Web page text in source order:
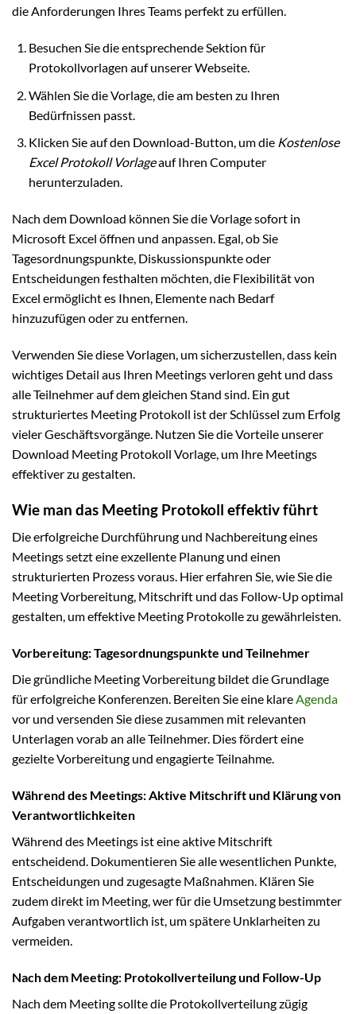
die Anforderungen Ihres Teams perfekt zu erfüllen.
Besuchen Sie die entsprechende Sektion für
Protokollvorlagen auf unserer Webseite.
Wählen Sie die Vorlage, die am besten zu Ihren
Bedürfnissen passt.
Klicken Sie auf den Download-Button, um die Kostenlose
Excel Protokoll Vorlageauf Ihren Computer
herunterzuladen.
Nach dem Download können Sie die Vorlage sofort in
Microsoft Excel öffnen und anpassen. Egal, ob Sie
Tagesordnungspunkte, Diskussionspunkte oder
Entscheidungen festhalten möchten, die Flexibilität von
Excel ermöglicht es Ihnen, Elemente nach Bedarf
hinzuzufügen oder zu entfernen.
Verwenden Sie diese Vorlagen, um sicherzustellen, dass kein
wichtiges Detail aus Ihren Meetings verloren geht und dass
alle Teilnehmer auf dem gleichen Stand sind. Ein gut
strukturiertes Meeting Protokoll ist der Schlüssel zum Erfolg
vieler Geschäftsvorgänge. Nutzen Sie die Vorteile unserer
Download Meeting Protokoll Vorlage, um Ihre Meetings
effektiver zu gestalten.
Wie man das Meeting Protokoll effektiv führt
Die erfolgreiche Durchführung und Nachbereitung eines
Meetings setzt eine exzellente Planung und einen
strukturierten Prozess voraus. Hier erfahren Sie, wie Sie die
Meeting Vorbereitung, Mitschrift und das Follow-Up optimal
gestalten, um effektive Meeting Protokolle zu gewährleisten.
Vorbereitung: Tagesordnungspunkte und Teilnehmer
Die gründliche Meeting Vorbereitung bildet die Grundlage
für erfolgreiche Konferenzen. Bereiten Sie eine klareAgenda
vor und versenden Sie diese zusammen mit relevanten
Unterlagen vorab an alle Teilnehmer. Dies fördert eine
gezielte Vorbereitung und engagierte Teilnahme.
Während des Meetings: Aktive Mitschrift und Klärung von
Verantwortlichkeiten
Während des Meetings ist eine aktive Mitschrift
entscheidend. Dokumentieren Sie alle wesentlichen Punkte,
Entscheidungen und zugesagte Maßnahmen. Klären Sie
zudem direkt im Meeting, wer für die Umsetzung bestimmter
Aufgaben verantwortlich ist, um spätere Unklarheiten zu
vermeiden.
Nach dem Meeting: Protokollverteilung und Follow-Up
Nach dem Meeting sollte die Protokollverteilung zügig